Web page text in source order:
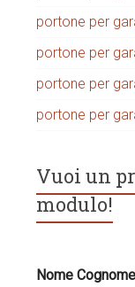
portone per
portone per
portone per
portone per
Vuoi un
modulo!
Nome